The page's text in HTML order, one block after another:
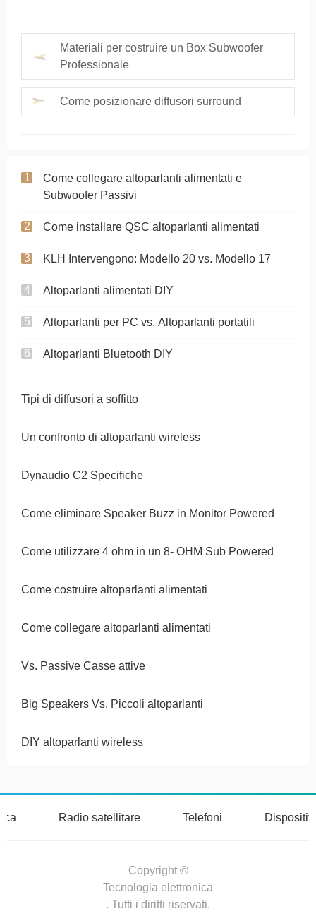
Materiali per costruire un Box Subwoofer
Professionale
Come posizionare diffusori surround
Come collegare altoparlanti alimentati e
Subwoofer Passivi
Come installare QSC altoparlanti alimentati
KLH Intervengono: Modello 20 vs. Modello 17
Altoparlanti alimentati DIY
Altoparlanti per PC vs. Altoparlanti portatili
Altoparlanti Bluetooth DIY
Tipi di diffusori a soffitto
Un confronto di altoparlanti wireless
Dynaudio C2 Specifiche
Come eliminare Speaker Buzz in Monitor Powered
Come utilizzare 4 ohm in un 8- OHM Sub Powered
Come costruire altoparlanti alimentati
Come collegare altoparlanti alimentati
Vs. Passive Casse attive
Big Speakers Vs. Piccoli altoparlanti
DIY altoparlanti wireless
Radio satellitare Telefoni
Copyright ©
Tecnologia elettronica
. Tutti i diritti riservati.